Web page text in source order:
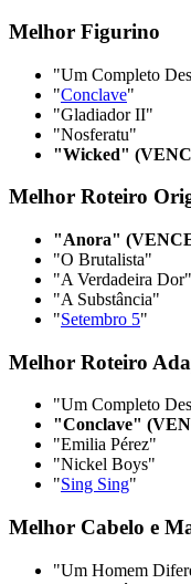
Melhor Figurino
"Um Completo
"Conclave"
"Gladiador II"
"Nosferatu"
"Wicked"
Melhor Roteiro
"Anora"
"O Brutalista"
"A Verdadeira Dor"
"A Substância"
"Setembro 5"
Melhor Roteiro
"Um Completo
"Conclave"
"Emilia Pérez"
"Nickel Boys"
"Sing Sing"
Melhor Cabelo e
"Um Homem